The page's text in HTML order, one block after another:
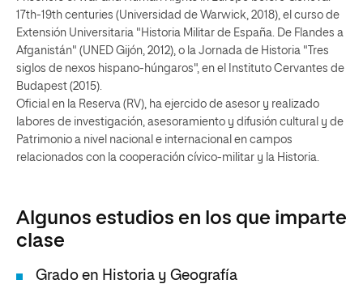
17th-19th centuries (Universidad de Warwick, 2018), el curso de
Extensión Universitaria "Historia Militar de España. De Flandes a
Afganistán" (UNED Gijón, 2012), o la Jornada de Historia "Tres
siglos de nexos hispano-húngaros", en el Instituto Cervantes de
Budapest (2015).
Oficial en la Reserva (RV), ha ejercido de asesor y realizado
labores de investigación, asesoramiento y difusión cultural y de
Patrimonio a nivel nacional e internacional en campos
relacionados con la cooperación cívico-militar y la Historia.
Algunos estudios en los que imparte
clase
Grado en Historia y Geografía